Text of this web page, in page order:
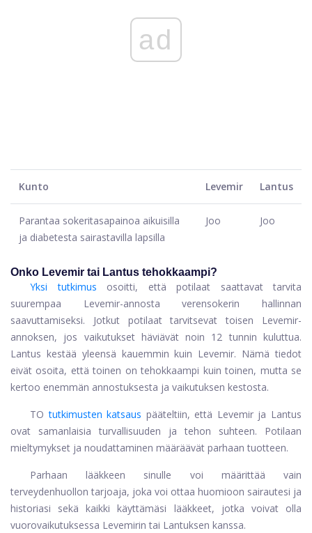
ad
Kunto Levemir Lantus
Parantaa sokeritasapainoa aikuisilla
ja diabetesta sairastavilla lapsilla
Joo Joo
Onko ‌‌Levemir tai Lantus tehokkaampi?
Yksi tutkimus osoitti, että potilaat saattavat tarvita
suurempaa Levemir-annosta verensokerin hallinnan
saavuttamiseksi. Jotkut potilaat tarvitsevat toisen Levemir-
annoksen, jos vaikutukset häviävät noin 12 tunnin kuluttua.
Lantus kestää yleensä kauemmin kuin Levemir. Nämä tiedot
eivät osoita, että toinen on tehokkaampi kuin toinen, mutta se
kertoo enemmän annostuksesta ja vaikutuksen kestosta.
TOtutkimusten katsaus pääteltiin, että Levemir ja Lantus
ovat samanlaisia ​​turvallisuuden ja tehon suhteen. Potilaan
mieltymykset ja noudattaminen määräävät parhaan tuotteen.
Parhaan lääkkeen sinulle voi määrittää vain
terveydenhuollon tarjoaja, joka voi ottaa huomioon sairautesi ja
historiasi sekä kaikki käyttämäsi lääkkeet, jotka voivat olla
vuorovaikutuksessa Levemirin tai Lantuksen kanssa.